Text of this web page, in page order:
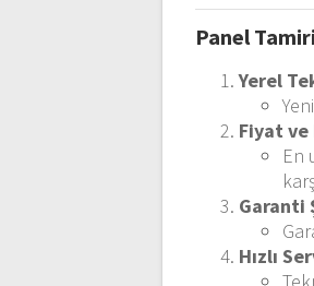
Panel
Yerel
Fiyat ve
En
Garanti
Hızlı